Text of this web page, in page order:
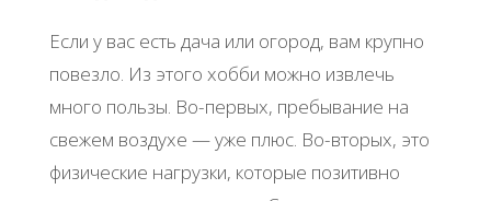
Если у вас есть дача или огород, вам крупно
повезло. Из этого хобби можно извлечь
много пользы. Во-первых, пребывание на
свежем воздухе — уже плюс. Во-вторых, это
физические нагрузки, которые позитивно